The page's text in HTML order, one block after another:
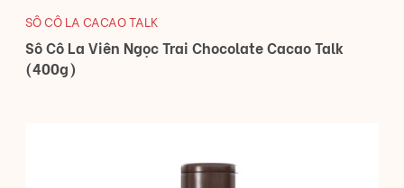
SÔ CÔ LA CACAO TALK
Sô Cô La Viên Ngọc Trai Chocolate Cacao Talk
(400g)